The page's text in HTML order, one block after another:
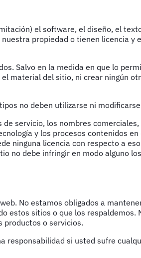
el software, el diseño, el
propiedad o tienen licencia
Salvo en la medida en que lo
material del sitio, ni crear ningún
no deben utilizarse ni
servicio, los nombres
y los procesos contenidos
ninguna licencia con respecto a
no debe infringir en modo alguno
No estamos obligados a
estos sitios o que los
productos o servicios.
responsabilidad si usted sufre